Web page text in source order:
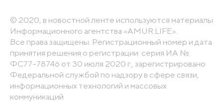
© 2020, в новостной ленте используются материалы
Информационного агентства «AMUR.LIFE».
Все права защищены. Регистрационный номер и дата
принятия решения о регистрации: серия ИА №
ФС77-78746 от 30 июля 2020 г., зарегистрировано
Федеральной службой по надзору в сфере связи,
информационных технологий и массовых
коммуникаций